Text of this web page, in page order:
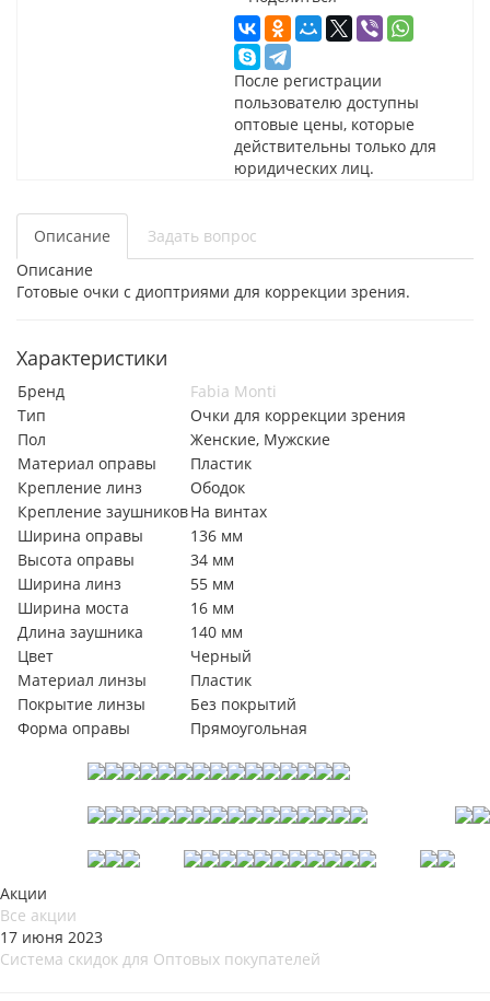
После регистрации
пользователю доступны
оптовые цены, которые
действительны только для
юридических лиц.
Описание
Задать вопрос
Описание
Готовые очки с диоптриями для коррекции зрения.
Характеристики
Бренд
Fabia Monti
Тип
Очки для коррекции зрения
Пол
Женские, Мужские
Материал оправы
Пластик
Крепление линз
Ободок
Крепление заушниковНа винтах
Ширина оправы
136 мм
Высота оправы
34 мм
Ширина линз
55 мм
Ширина моста
16 мм
Длина заушника
140 мм
Цвет
Черный
Материал линзы
Пластик
Покрытие линзы
Без покрытий
Форма оправы
Прямоугольная
Акции
Все акции
17 июня 2023
Система скидок для Оптовых покупателей